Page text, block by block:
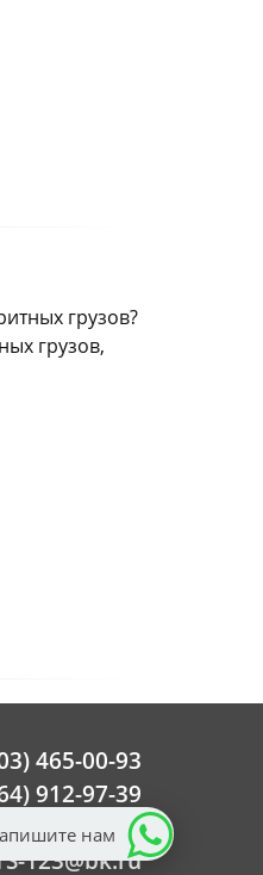
грузов?
грузов,
465-00-93
912-97-39
217-05-05
123@bk.ru
нам